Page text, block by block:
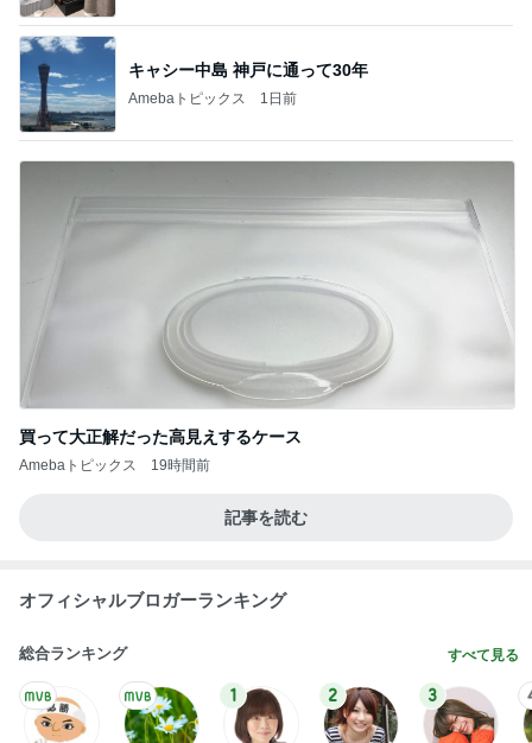
キャシー中島 神戸に通って30年
Amebaトピックス 1日前
買って大正解だった高見えするケース
Amebaトピックス 19時間前
記事を読む
オフィシャルブロガーランキング
総合ランキング すべて見る
1 2 3